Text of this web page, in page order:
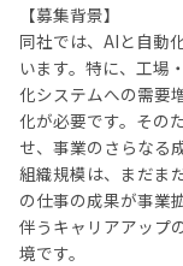
【募集背景】
同社では、AIと自動
います。特に、工場
化システムへの需要
化が必要です。その
せ、事業のさらなる
組織規模は、まだま
の仕事の成果が事業
伴うキャリアアップ
境です。